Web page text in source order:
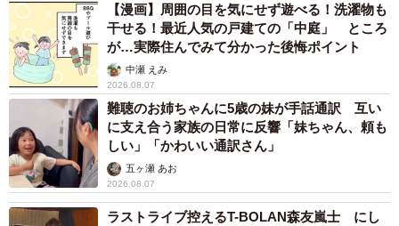
【漫画】周囲の目を気にせず遊べる！洗濯物も
干せる！最近人気の戸建ての「中庭」 ところ
が…実際住んでみて分かった後悔ポイント
中瀬 えみ
2026.08.07
難聴のお姉ちゃんに5歳の妹が手話通訳 互い
に支え合う家族の日常に反響「妹ちゃん、頼も
しい」「かわいい通訳さん」
五ヶ瀬 あお
2026.08.07
ラストライブ控えるT-BOLAN森友嵐士 にし